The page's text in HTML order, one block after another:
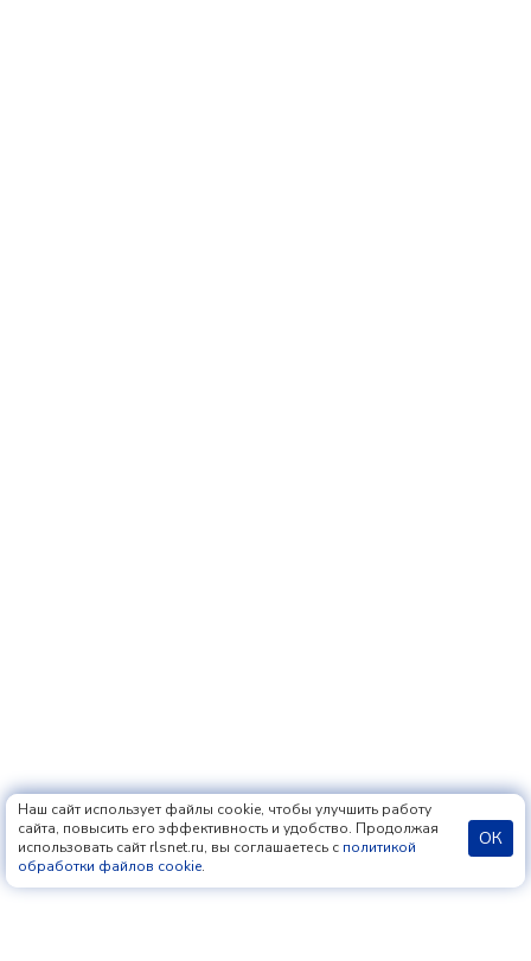
Наш сайт использует файлы cookie, чтобы улучшить работу
сайта, повысить его эффективность и удобство. Продолжая
использовать сайт rlsnet.ru, вы соглашаетесь с политикой
обработки файлов cookie.
ОК